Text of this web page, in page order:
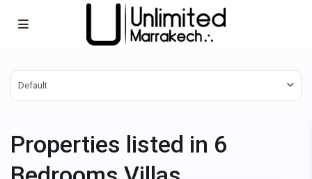
Default
Properties listed in 6